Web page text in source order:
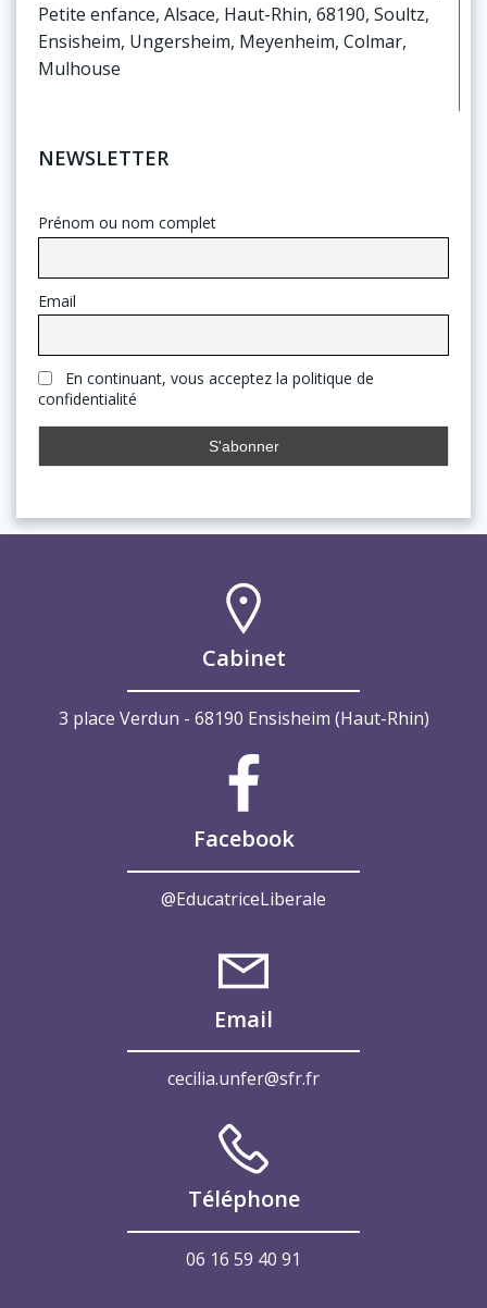
Petite enfance, Alsace, Haut-Rhin, 68190, Soultz,
Ensisheim, Ungersheim, Meyenheim, Colmar,
Mulhouse
NEWSLETTER
Prénom ou nom complet
Email
En continuant, vous acceptez la politique de
confidentialité
Cabinet
3 place Verdun - 68190 Ensisheim (Haut-Rhin)
Facebook
@EducatriceLiberale
Email
cecilia.unfer@sfr.fr
Téléphone
06 16 59 40 91